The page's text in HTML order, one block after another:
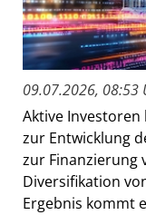
09.07.2026, 08:53
Aktive
zur Entwicklung
zur Finanzierung
Diversifikation
Ergebnis kommt